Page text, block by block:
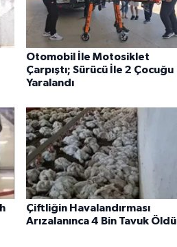
Otomobil İle Motosiklet
Çarpıştı; Sürücü İle 2 Çocuğu
Yaralandı
Çiftliğin Havalandırması
Arızalanınca 4 Bin Tavuk Öldü